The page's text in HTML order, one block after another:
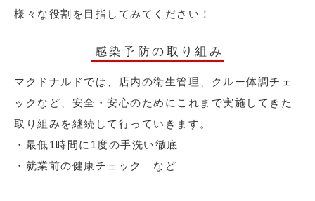
様々な役割を目指してみてください！
感染予防の取り組み
マクドナルドでは、店内の衛生管理、クルー体調チェ
ックなど、安全・安心のためにこれまで実施してきた
取り組みを継続して行っていきます。
・最低1時間に1度の手洗い徹底
・就業前の健康チェック など